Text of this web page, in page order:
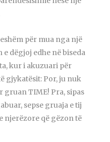
për mua nga një
dëgjoj edhe në biseda
kur i akuzuari për
gjykatësit: Por, ju nuk
gruan TIME! Pra, sipas
sepse gruaja e tij
njerëzore që gëzon të